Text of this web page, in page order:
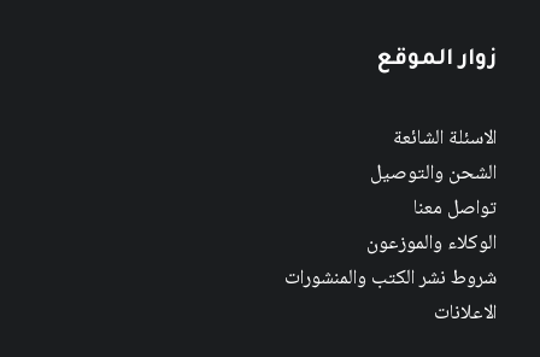
زوار الموقع
الاسئلة الشائعة
الشحن والتوصيل
تواصل معنا
الوكلاء والموزعون
شروط نشر الكتب والمنشورات
الاعلانات